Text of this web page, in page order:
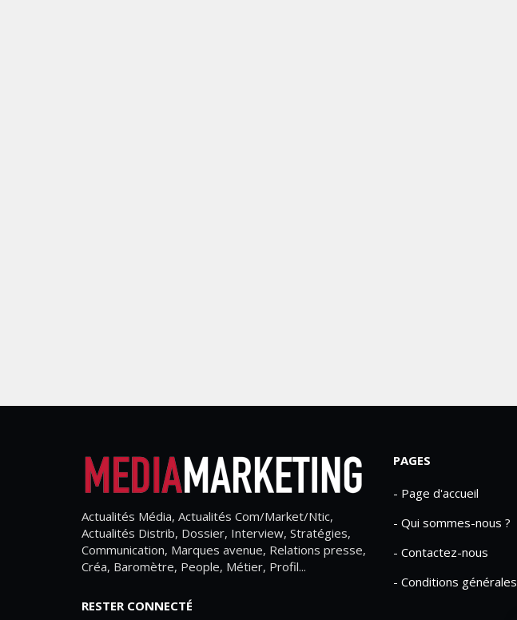
Actualités Média, Actualités Com/Market/Ntic,
Actualités Distrib, Dossier, Interview, Stratégies,
Communication, Marques avenue, Relations presse,
Créa, Baromètre, People, Métier, Profil...
RESTER CONNECTÉ
PAGES
- Page d'accueil
- Qui sommes-nous ?
- Contactez-nous
- Conditions générales